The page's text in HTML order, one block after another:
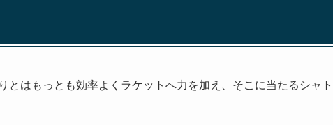
とはもっとも効率よくラケットへ力を加え、そこに当たるシャト